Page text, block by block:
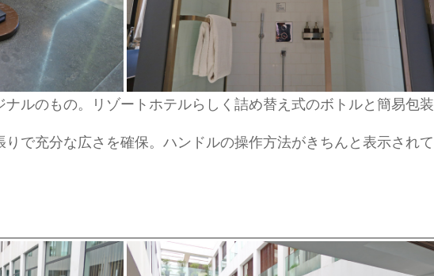
ルのもの。リゾートホテルらしく詰め替え式のボトルと簡易包装
で充分な広さを確保。ハンドルの操作方法がきちんと表示されて